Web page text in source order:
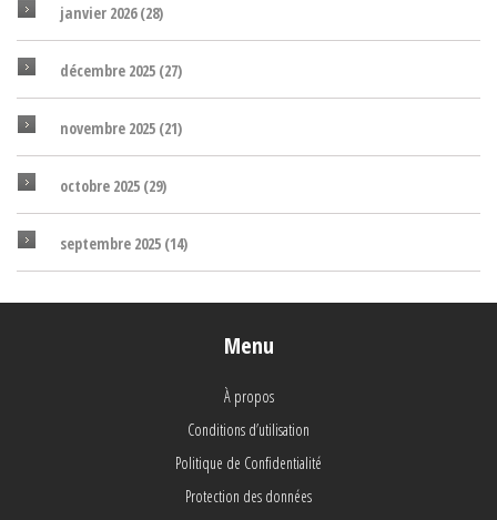
janvier 2026(28)
décembre 2025 (27)
novembre 2025 (21)
octobre 2025 (29)
septembre 2025 (14)
Menu
À propos
Conditions d’utilisation
Politique de Confidentialité
Protection des données